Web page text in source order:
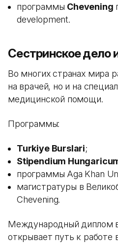
программы Chevening
development.
Сестринское дело
Во многих странах мира
на врачей, но и на
медицинской помощи.
Программы:
Turkiye Burslari;
Stipendium
программы Aga Khan
магистратуры в
Chevening.
Международный диплом
открывает путь к работе